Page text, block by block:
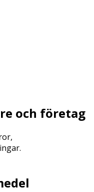
och företag